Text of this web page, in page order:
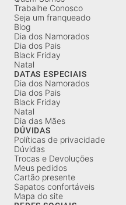
Trabalhe Conosco
Seja um franqueado
Blog
Dia dos Namorados
Dia dos Pais
Black Friday
Natal
DATAS ESPECIAIS
Dia dos Namorados
Dia dos Pais
Black Friday
Natal
Dia das Mães
DÚVIDAS
Políticas de privacidade
Dúvidas
Trocas e Devoluções
Meus pedidos
Cartão presente
Sapatos confortáveis
Mapa do site